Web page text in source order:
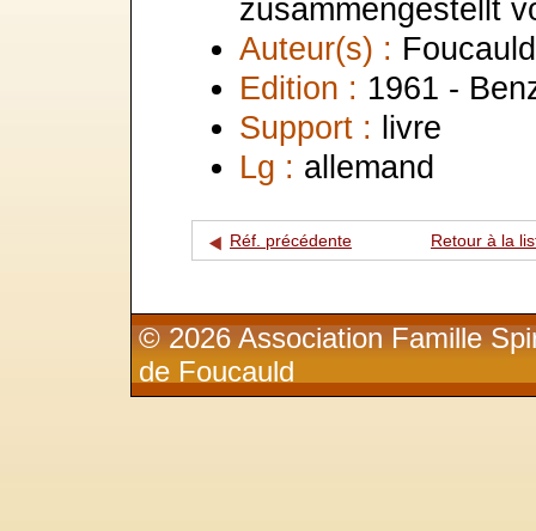
zusammengestellt
Auteur(s) :
Edition : 1961 -
Support : livre
Lg : allemand
Réf. précédente Retour à la
© 2026 Association Famille
de Foucauld